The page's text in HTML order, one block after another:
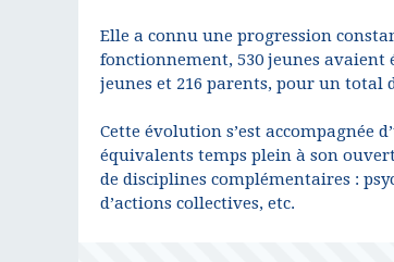
Elle a connu une progression
fonctionnement, 530 jeunes avaient
jeunes et 216 parents, pour un total
Cette évolution s’est accompagnée
équivalents temps plein à son
de disciplines complémentaires :
d’actions collectives, etc.